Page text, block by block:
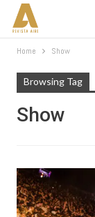
Home Show
Browsing Tag
Show